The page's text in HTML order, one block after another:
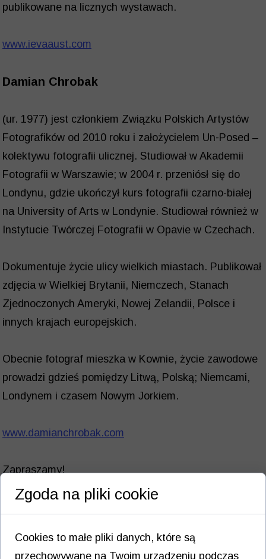
publikowane na licznych wystawach.
www.ievaaust.com
Damian Chrobak
(ur. 1977) jest członkiem Związku Polskich Artystów
Fotografików od 2010 roku i założycielem Un-Posed –
kolektywu fotografii ulicznej. Studiował w Akademii
Fotografii w Warszawie; w 2004 r. przeniósł się do
Londynu, gdzie ukończył kurs fotografii czarno-białej
na University of Arts w Londynie. Studiował również w
Instytucie Twórczej Fotografii w Opavie w Czechach.
Dokumentuje życie ulicy wielkich miastach. Publikował
zdjęcia w Wielkiej Brytanii, Niemczech, Stanach
Zjednoczonych Ameryki, Nowej Zelandii, Polsce i
innych krajach europejskich.
Obecnie fotograf mieszka w Kownie, życie zawodowe
prowadzi gdzieś pomiędzy Litwą, Polską; Niemcami,
Londynem i czasem Nowym Jorkiem.
www.damianchrobak.com
Zapraszamy!
Wstęp wolny
Zgoda na pliki cookie
Cookies to małe pliki danych, które są
przechowywane na Twoim urządzeniu podczas